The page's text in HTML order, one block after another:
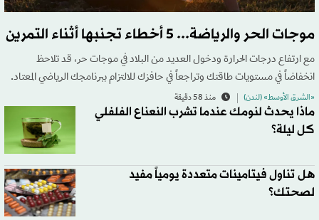
موجات الحر والرياضة... 5 أخطاء تجنبها أثناء التمرين
مع ارتفاع درجات الحرارة ودخول العديد من البلاد في موجات حر، قد تلاحظ
انخفاضاً في مستويات طاقتك وتراجعاً في حافزك للالتزام ببرنامجك الرياضي المعتاد.
«الشرق الأوسط» (لندن) منذ 58 دقيقة
ماذا يحدث لنومك عندما تشرب النعناع الفلفلي
كل ليلة؟
هل تناول فيتامينات متعددة يومياً مفيد
لصحتك؟